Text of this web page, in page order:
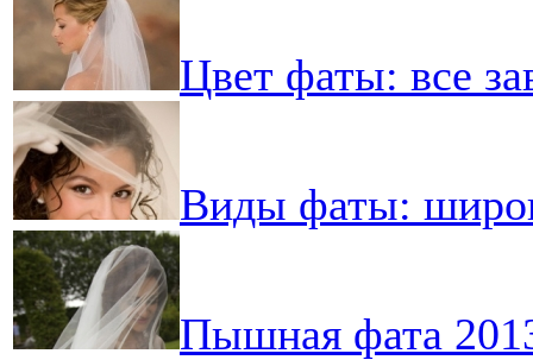
Цвет фаты: все
Виды фаты:
Пышная фата